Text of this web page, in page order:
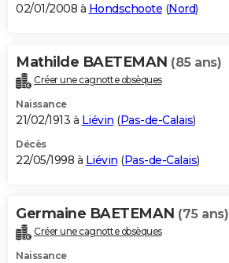
02/01/2008 à Hondschoote (Nord)
Mathilde BAETEMAN (85 ans)
Créer une cagnotte obsèques
Naissance
21/02/1913 à Liévin (Pas-de-Calais)
Décès
22/05/1998 à Liévin (Pas-de-Calais)
Germaine BAETEMAN (75 ans)
Créer une cagnotte obsèques
Naissance